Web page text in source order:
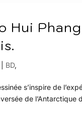
Hui
BD,
s’inspire de
de l’Antarctique